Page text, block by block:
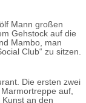
Mann großen
Gehstock auf die
Mambo, man
Club“ zu sitzen.
Die ersten zwei
auf,
an den